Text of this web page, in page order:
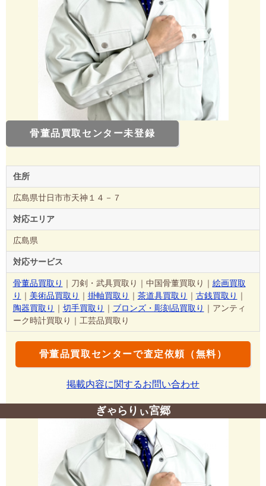
骨董品買取センター未登録
住所
広島県廿日市市天神１４－７
対応エリア
広島県
対応サービス
骨董品買取り ｜刀剣・武具買取り｜中国骨董買取り｜ 絵画買取
り ｜ 美術品買取り ｜ 掛軸買取り ｜ 茶道具買取り ｜ 古銭買取り ｜
陶器買取り ｜ 切手買取り ｜ ブロンズ・彫刻品買取り ｜アンティ
ーク時計買取り｜工芸品買取り
骨董品買取センターで査定依頼（無料）
掲載内容に関するお問い合わせ
ぎゃらりぃ宮郷